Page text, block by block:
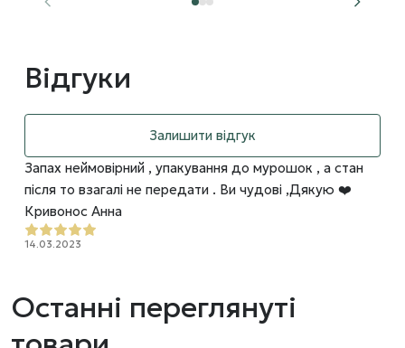
Відгуки
Залишити відгук
Запах неймовірний , упакування до мурошок , а стан
після то взагалі не передати . Ви чудові ,Дякую ❤️
Кривонос Анна
14.03.2023
Останні переглянуті